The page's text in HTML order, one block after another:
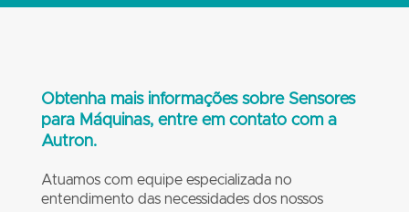
Obtenha mais informações sobre Sensores
para Máquinas, entre em contato com a
Autron.
Atuamos com equipe especializada no
entendimento das necessidades dos nossos